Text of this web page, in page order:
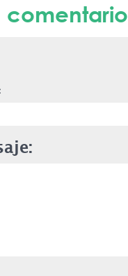
comentario